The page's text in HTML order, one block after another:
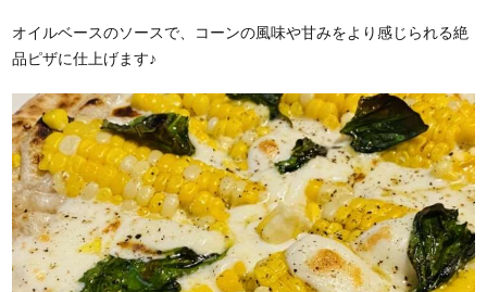
オイルベースのソースで、コーンの風味や甘みをより感じられる絶
品ピザに仕上げます♪